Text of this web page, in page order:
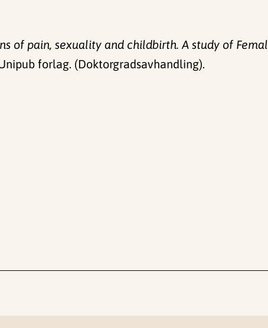
of pain, sexuality and childbirth. A study of
forlag. (Doktorgradsavhandling).